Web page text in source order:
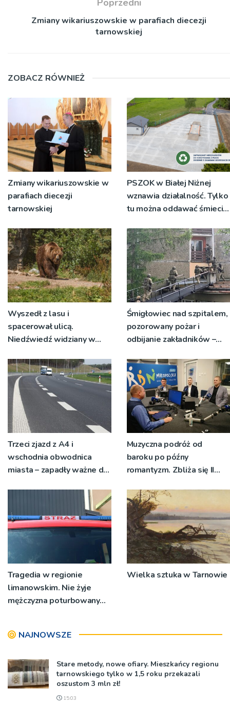
Poprzedni
Zmiany wikariuszowskie w parafiach diecezji
tarnowskiej
ZOBACZ RÓWNIEŻ
Zmiany wikariuszowskie w
parafiach diecezji
tarnowskiej
PSZOK w Białej Niżnej
wznawia działalność. Tylko
tu można oddawać śmieci o
Wyszedł z lasu i
spacerował ulicą.
Niedźwiedź widziany w
Śmigłowiec nad szpitalem,
pozorowany pożar i
odbijanie zakładników –
Szpitalu św. Łukasza w
Tarnowie
Trzeci zjazd z A4 i
wschodnia obwodnica
miasta – zapadły ważne dla
Muzyczna podróż od
baroku po późny
romantyzm. Zbliża się II
Muzyki Organowej w
Tarnowie
Tragedia w regionie
limanowskim. Nie żyje
mężczyzna poturbowany
Wielka sztuka w Tarnowie
NAJNOWSZE
Stare metody, nowe ofiary. Mieszkańcy regionu
tarnowskiego tylko w 1,5 roku przekazali
oszustom 3 mln zł!
15:03